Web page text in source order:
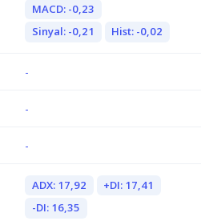
MACD: -0,23
Sinyal: -0,21
Hist: -0,02
-
-
-
ADX: 17,92
+DI: 17,41
-DI: 16,35